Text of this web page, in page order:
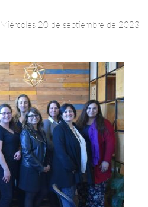
Miércoles 20 de septiembre de 2023